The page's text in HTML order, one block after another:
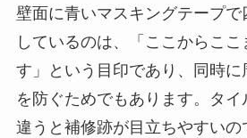
壁面に青いマスキングテープで
しているのは、「ここからここ
す」という目印であり、同時
を防ぐためでもあります。タ
違うと補修跡が目立ちやすい